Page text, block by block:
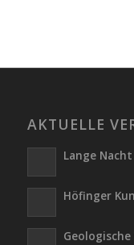
AKTUELLE
Lange
Höfinger